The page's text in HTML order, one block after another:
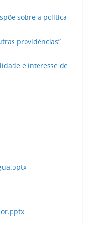
sobre a política
providências”
e interesse de